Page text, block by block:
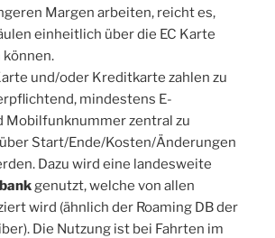
Margen arbeiten, reicht es,
einheitlich über die EC Karte
und/oder Kreditkarte zahlen zu
mindestens E-
Mobilfunknummer zentral zu
Start/Ende/Kosten/Änderungen
Dazu wird eine landesweite
genutzt, welche von allen
wird (ähnlich der Roaming DB der
Die Nutzung ist bei Fahrten im